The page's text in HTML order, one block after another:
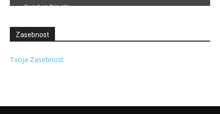
Zasebnost
Tvoja Zasebnost